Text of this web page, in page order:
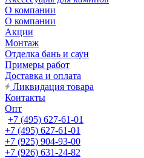
О компании
О компании
Акции
Монтаж
Отделка бань и саун
Примеры работ
Доставка и оплата
Ликвидация товара
Контакты
Опт
+7 (495) 627-61-01
+7 (495) 627-61-01
+7 (925) 904-93-00
+7 (926) 631-24-82